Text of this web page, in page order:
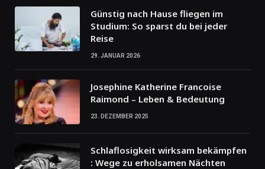
Günstig nach Hause fliegen im
Studium: So sparst du bei jeder
Reise
29. JANUAR 2026
Josephine Katherine Francoise
Raimond – Leben & Bedeutung
23. DEZEMBER 2025
Schlaflosigkeit wirksam bekämpfen
: Wege zu erholsamen Nächten